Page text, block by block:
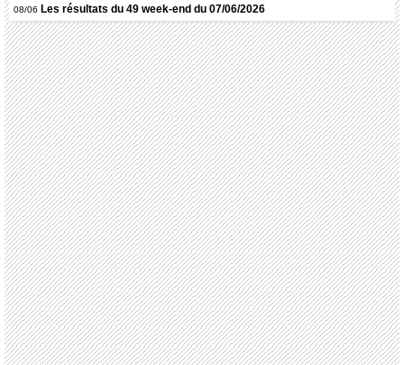
08/06 Les résultats du 49 week-end du 07/06/2026